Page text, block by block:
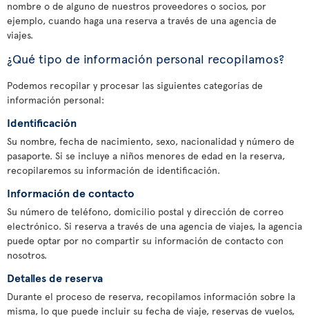
nombre o de alguno de nuestros proveedores o socios, por
ejemplo, cuando haga una reserva a través de una agencia de
viajes.
¿Qué tipo de información personal recopilamos?
Podemos recopilar y procesar las siguientes categorías de
información personal:
Identificación
Su nombre, fecha de nacimiento, sexo, nacionalidad y número de
pasaporte. Si se incluye a niños menores de edad en la reserva,
recopilaremos su información de identificación.
Información de contacto
Su número de teléfono, domicilio postal y dirección de correo
electrónico. Si reserva a través de una agencia de viajes, la agencia
puede optar por no compartir su información de contacto con
nosotros.
Detalles de reserva
Durante el proceso de reserva, recopilamos información sobre la
misma, lo que puede incluir su fecha de viaje, reservas de vuelos,